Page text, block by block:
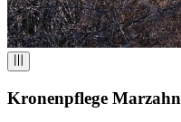
Kronenpflege Marzahn